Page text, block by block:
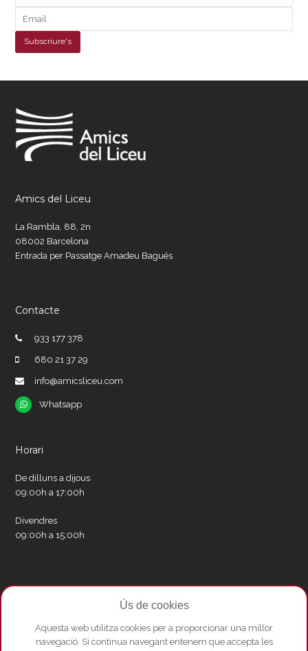
Amics del Liceu
La Rambla, 88, 2n
08002 Barcelona
Entrada per Passatge Amadeu Bagués
Contacte
933 177 378
680 21 37 29
info@amicsliceu.com
Whatsapp
Whatsapp
Horari
De dilluns a dijous
09:00h a 17:00h
Divendres
09:00h a 15:00h
Xarxes socials
TwitterFacebookInstagram
Whatsapp
Youtube
Ús de cookies
Aquesta web utilitza cookies per a proporcionar una millor
navegació. Si continua navegant entenem que accepta les